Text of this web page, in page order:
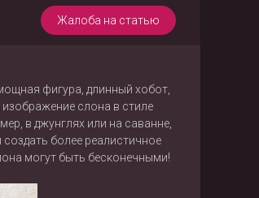
Жалоба на статью
фигура, длинный хобот,
слона в стиле
в джунглях или на саванне,
более реалистичное
могут быть бесконечными!